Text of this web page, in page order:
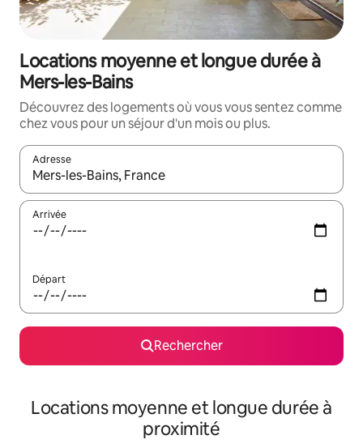
Locations moyenne et longue durée à
Mers-les-Bains
Découvrez des logements où vous vous sentez comme
chez vous pour un séjour d'un mois ou plus.
Adresse
Lorsque les résultats s'affichent, utilisez les flèches vers le
Arrivée
Départ
Rechercher
Locations moyenne et longue durée à
proximité